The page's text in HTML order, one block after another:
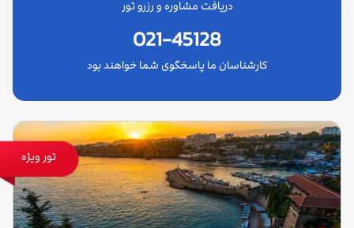
دریافت مشاوره و رزرو تور
021-45128
کارشناسان ما پاسخگوی شما خواهند بود
تور ویژه